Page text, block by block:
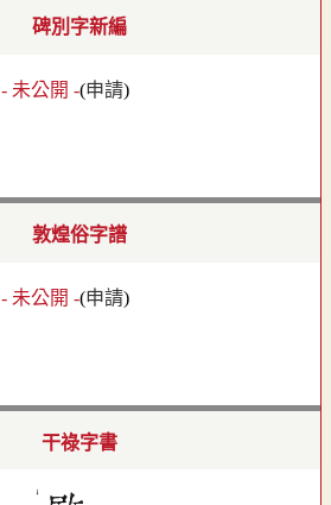
碑別字新編
- 未公開 -(申請)
敦煌俗字譜
- 未公開 -(申請)
干祿字書